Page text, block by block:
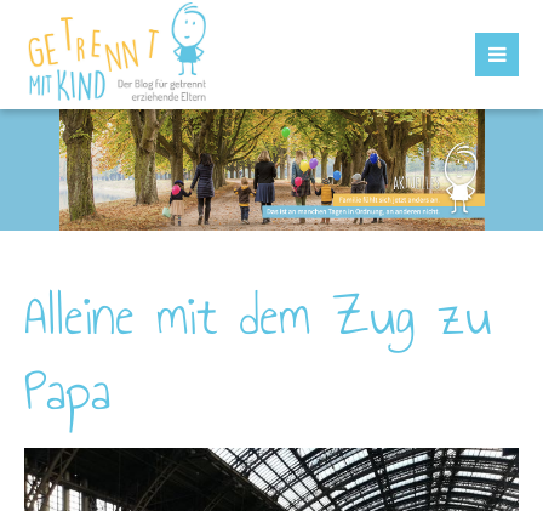
Alleine mit dem Zug zu
Papa